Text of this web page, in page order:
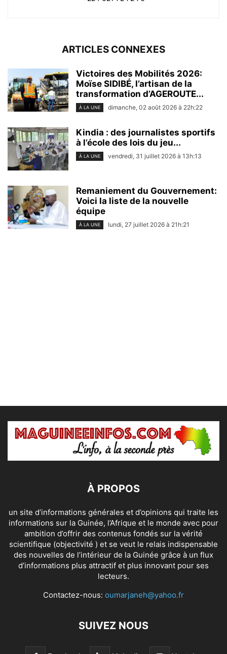
ARTICLES CONNEXES
Victoires des Mobilités 2026:
Moïse SIDIBÉ, l’artisan de la
transformation d’AGEROUTE...
À LA UNE dimanche, 02 août 2026 à 22h:22
Kindia : des journalistes sportifs
à l’école des lois du jeu...
À LA UNE vendredi, 31 juillet 2026 à 13h:13
Remaniement du Gouvernement:
Voici la liste de la nouvelle
équipe
À LA UNE lundi, 27 juillet 2026 à 21h:21
À PROPOS
un site d’informations générales et d’opinions qui traite les
informations sur la Guinée, l’Afrique et le monde avec pour
ambition d’offrir des contenus fondés sur la vérité
scientifique (objectivité ) et se veut le relais indispensable
des nouvelles de l’intérieur de la Guinée grâce à un flux
d’informations plus attractif et plus innovant pour ses
lecteurs.
Contactez-nous: oumarjaneh@yahoo.fr
SUIVEZ NOUS